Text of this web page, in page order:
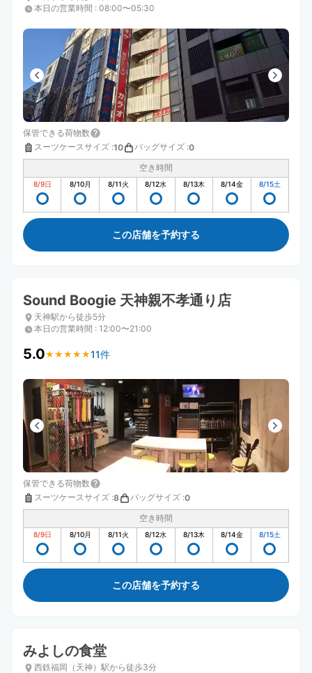
本日の営業時間 : 08:00〜05:30
保管できる荷物数
スーツケースサイズ :10 バッグサイズ :0
空き時間
8/9日 8/10月 8/11火 8/12水 8/13木 8/14金 8/15土
この店舗を予約する
Sound Boogie 天神親不孝通り店
天神駅から徒歩5分
本日の営業時間 : 12:00〜21:00
5.0★ ★ ★ ★ ★
★ ★ ★ ★ ★11件
保管できる荷物数
スーツケースサイズ :8 バッグサイズ :0
空き時間
8/9日 8/10月 8/11火 8/12水 8/13木 8/14金 8/15土
この店舗を予約する
みよしの食堂
西鉄福岡（天神）駅から徒歩3分